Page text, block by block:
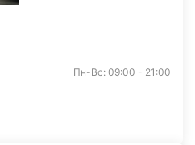
Пн-Вс: 09:00 - 21:00